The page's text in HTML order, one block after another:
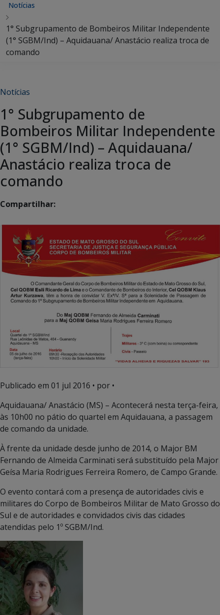
Notícias
1° Subgrupamento de Bombeiros Militar Independente
(1° SGBM/Ind) – Aquidauana/ Anastácio realiza troca de
comando
Notícias
1° Subgrupamento de
Bombeiros Militar Independente
(1° SGBM/Ind) – Aquidauana/
Anastácio realiza troca de
comando
Compartilhar:
Publicado em 01 jul 2016 • por •
Aquidauana/ Anastácio (MS) – Acontecerá nesta terça-feira,
às 10h00 no pátio do quartel em Aquidauana, a passagem
de comando da unidade.
À frente da unidade desde junho de 2014, o Major BM
Fernando de Almeida Carminati será substituído pela Major
Geísa Maria Rodrigues Ferreira Romero, de Campo Grande.
O evento contará com a presença de autoridades civis e
militares do Corpo de Bombeiros Militar de Mato Grosso do
Sul e de autoridades e convidados civis das cidades
atendidas pelo 1º SGBM/Ind.